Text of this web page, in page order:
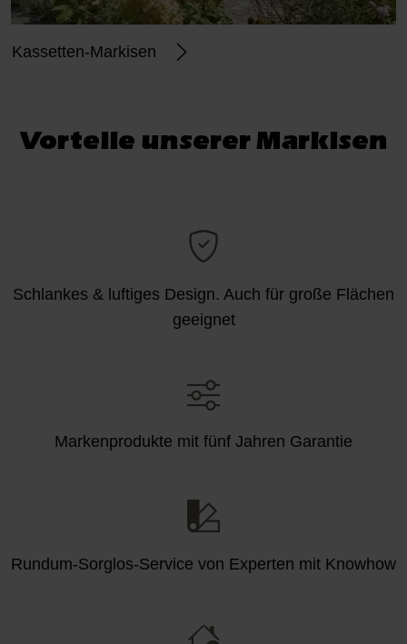
Kassetten-Markisen
Vorteile unserer Markisen
Schlankes & luftiges Design. Auch für große Flächen
geeignet
Markenprodukte mit fünf Jahren Garantie
Rundum-Sorglos-Service von Experten mit Knowhow